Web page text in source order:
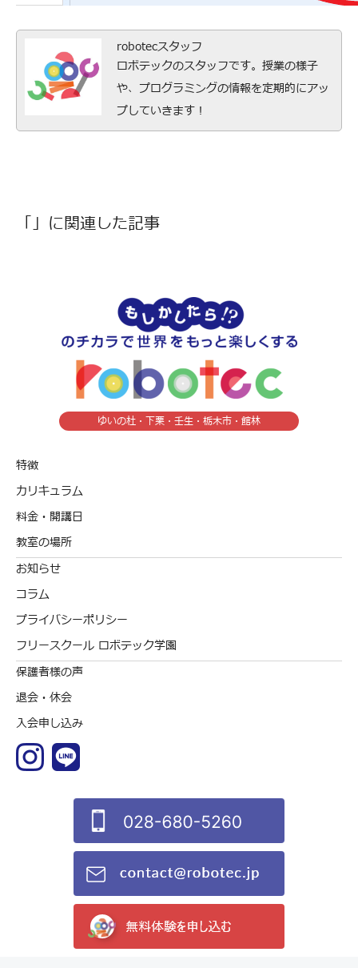
robotecスタッフ
ロボテックのスタッフです。授業の様子
や、プログラミングの情報を定期的にアッ
プしていきます！
「」に関連した記事
ゆいの杜・下栗・壬生・栃木市・館林
特徴
カリキュラム
料金・開講日
教室の場所
お知らせ
コラム
プライバシーポリシー
フリースクール ロボテック学園
保護者様の声
退会・休会
入会申し込み